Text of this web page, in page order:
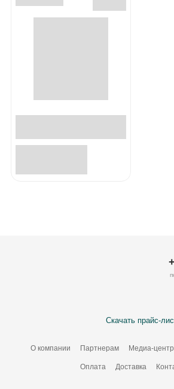
Скачать прайс-
О компании Партнерам Медиа-центр
Оплата Доставка